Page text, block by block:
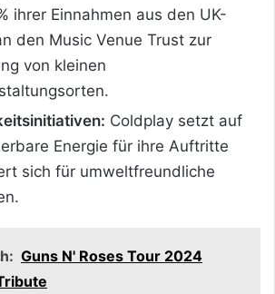
ihrer Einnahmen aus den UK-
den Music Venue Trust zur
von kleinen
Coldplay setzt auf
Energie für ihre Auftritte
sich für umweltfreundliche
Guns N' Roses Tour 2024